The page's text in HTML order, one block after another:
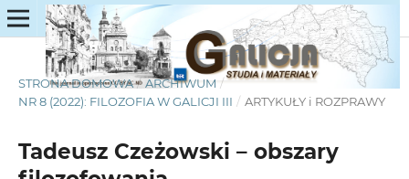
STRONA DOMOWA / ARCHIWUM /
NR 8 (2022): FILOZOFIA W GALICJI III / ARTYKUŁY i ROZPRAWY
Tadeusz Czeżowski – obszary